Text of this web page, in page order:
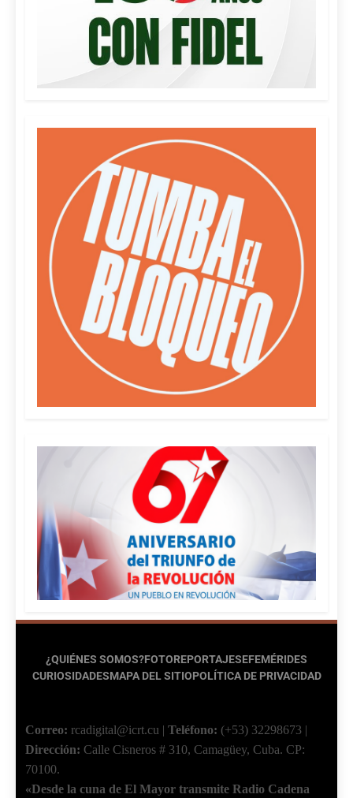
¿QUIÉNES SOMOS?FOTOREPORTAJESEFEMÉRIDES
CURIOSIDADESMAPA DEL SITIOPOLÍTICA DE PRIVACIDAD
Correo: rcadigital@icrt.cu | Teléfono: (+53) 32298673 |
Dirección: Calle Cisneros # 310, Camagüey, Cuba. CP:
70100.
«Desde la cuna de El Mayor transmite Radio Cadena